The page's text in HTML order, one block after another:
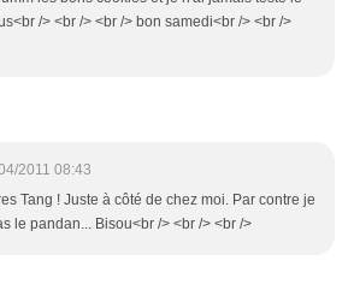
/> <br /> <br /> bon samedi<br /> <br />
2011 08:43
Tang ! Juste à côté de chez moi. Par contre je
le pandan... Bisou<br /> <br /> <br />